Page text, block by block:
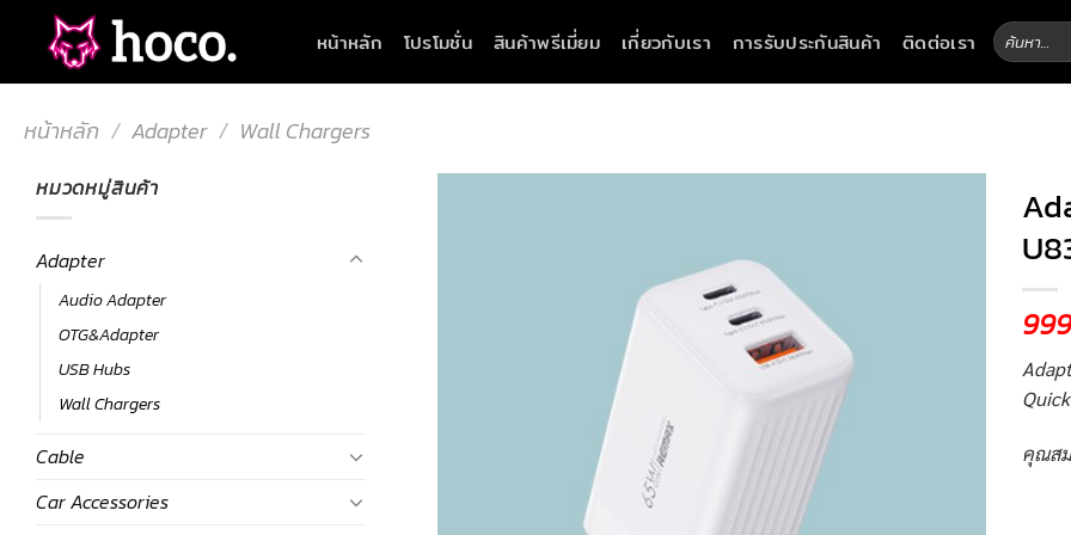
content
หน้าหลัก โปรโมชั่น สินค้าพรีเมี่ยม เกี่ยวกับเรา การรับประกันสินค้า ติดต่อเรา ค้นหา:
หน้าหลัก / Adapter / Wall Chargers
หมวดหมู่สินค้า
Adapter
Audio Adapter
OTG&Adapter
USB Hubs
Wall Chargers
Cable
Car Accessories
999
คุณส